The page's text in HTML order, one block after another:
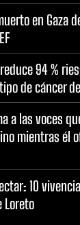
en Gaza
94 %
de cáncer
a las voces
mientras él
10
Loreto